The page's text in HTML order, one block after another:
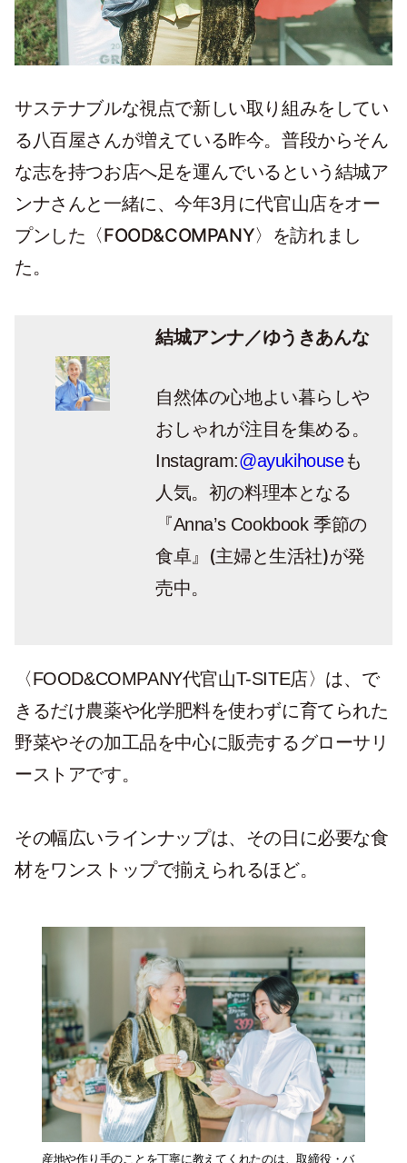
サステナブルな視点で新しい取り組みをしてい
る八百屋さんが増えている昨今。普段からそん
な志を持つお店へ足を運んでいるという 結城ア
ンナさんと一緒に、今年3月に代官山店をオー
プンした〈FOOD&COMPANY〉を訪れまし
た。
結城アンナ／ゆうきあんな
自然体の心地よい暮らしや
おしゃれが注目を集める。
Instagram:@ayukihouseも
人気。初の料理本となる
『Anna’s Cookbook 季節の
食卓』 (主婦と生活社)が発
売中。
〈FOOD&COMPANY代官山T-SITE店〉は、で
きるだけ農薬や化学肥料を使わずに育てられた
野菜やその加工品を中心に販売するグローサリ
ーストアです。
その幅広いラインナップは、その日に必要な食
材をワンストップで揃えられるほど。
産地や作り手のことを丁寧に教えてくれたのは、取締役・バ